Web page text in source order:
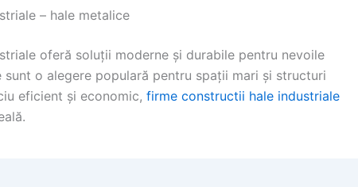
– hale metalice
oferă soluții moderne și durabile pentru nevoile
sunt o alegere populară pentru spații mari și structuri
eficient și economic, firme constructii hale industriale